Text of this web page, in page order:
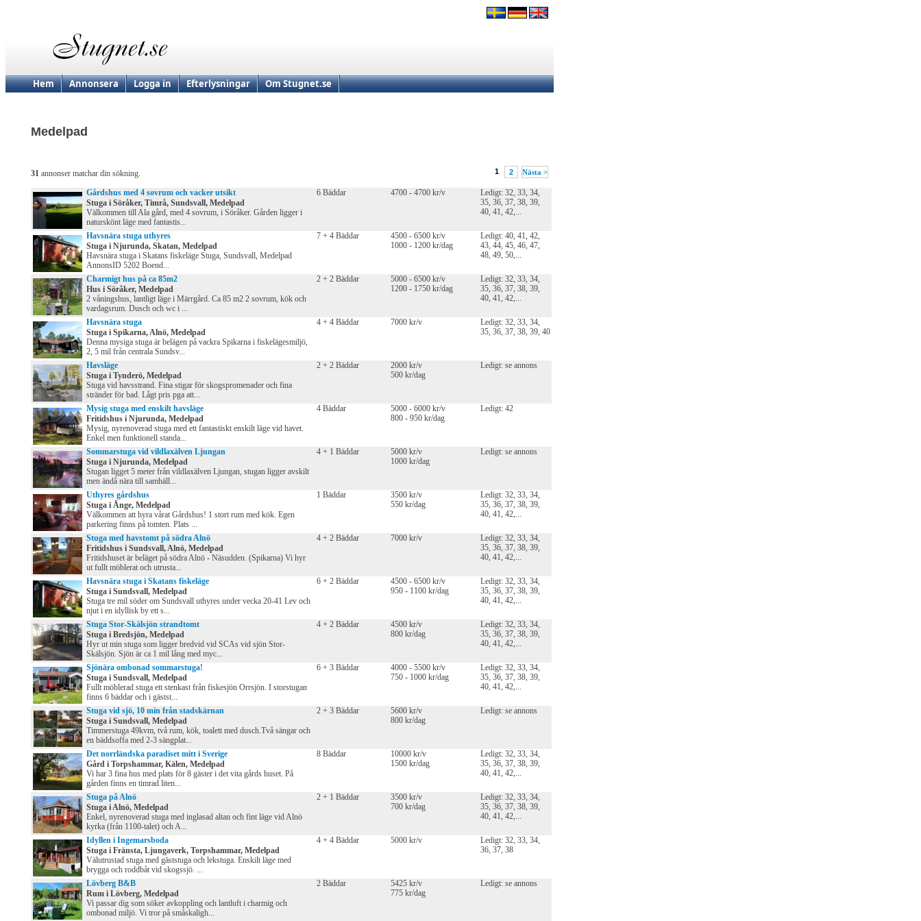
Hem Annonsera Logga in Efterlysningar Om Stugnet.se
Medelpad
31 annonser matchar din sökning. 1 2 Nästa >
Gårdshus med 4 sovrum och vacker utsikt
Stuga i Söråker, Timrå, Sundsvall, Medelpad
Välkommen till Ala gård, med 4 sovrum, i Söråker. Gården ligger i
naturskönt läge med fantastis...
6 Bäddar 4700 - 4700 kr/v
Ledigt: 32, 33, 34,
35, 36, 37, 38, 39,
40, 41, 42,...
Havsnära stuga uthyres
Stuga i Njurunda, Skatan, Medelpad
Havsnära stuga i Skatans fiskeläge Stuga, Sundsvall, Medelpad
AnnonsID 5202 Boend...
7 + 4 Bäddar
4500 - 6500 kr/v
1000 - 1200 kr/dag
Ledigt: 40, 41, 42,
43, 44, 45, 46, 47,
48, 49, 50,...
Charmigt hus på ca 85m2
Hus i Söråker, Medelpad
2 våningshus, lantligt läge i Märrgård. Ca 85 m2 2 sovrum, kök och
vardagsrum. Dusch och wc i ...
2 + 2 Bäddar
5000 - 6500 kr/v
1200 - 1750 kr/dag
Ledigt: 32, 33, 34,
35, 36, 37, 38, 39,
40, 41, 42,...
Havsnära stuga
Stuga i Spikarna, Alnö, Medelpad
Denna mysiga stuga är belägen på vackra Spikarna i fiskelägesmiljö,
2, 5 mil från centrala Sundsv...
4 + 4 Bäddar 7000 kr/v
Ledigt: 32, 33, 34,
35, 36, 37, 38, 39, 40
Havsläge
Stuga i Tynderö, Medelpad
Stuga vid havsstrand. Fina stigar för skogspromenader och fina
stränder för bad. Lågt pris pga att...
2 + 2 Bäddar
2000 kr/v
500 kr/dag
Ledigt: se annons
Mysig stuga med enskilt havsläge
Fritidshus i Njurunda, Medelpad
Mysig, nyrenoverad stuga med ett fantastiskt enskilt läge vid havet.
Enkel men funktionell standa...
4 Bäddar
5000 - 6000 kr/v
800 - 950 kr/dag
Ledigt: 42
Sommarstuga vid vildlaxälven Ljungan
Stuga i Njurunda, Medelpad
Stugan ligget 5 meter från vildlaxälven Ljungan, stugan ligger avskilt
men ändå nära till samhäll...
4 + 1 Bäddar
5000 kr/v
1000 kr/dag
Ledigt: se annons
Uthyres gårdshus
Stuga i Ånge, Medelpad
Välkommen att hyra vårat Gårdshus! 1 stort rum med kök. Egen
parkering finns på tomten. Plats ...
1 Bäddar
3500 kr/v
550 kr/dag
Ledigt: 32, 33, 34,
35, 36, 37, 38, 39,
40, 41, 42,...
Stuga med havstomt på södra Alnö
Fritidshus i Sundsvall, Alnö, Medelpad
Fritidshuset är beläget på södra Alnö - Näsudden. (Spikarna) Vi hyr
ut fullt möblerat och utrusta...
4 + 2 Bäddar 7000 kr/v
Ledigt: 32, 33, 34,
35, 36, 37, 38, 39,
40, 41, 42,...
Havsnära stuga i Skatans fiskeläge
Stuga i Sundsvall, Medelpad
Stuga tre mil söder om Sundsvall uthyres under vecka 20-41 Lev och
njut i en idyllisk by ett s...
6 + 2 Bäddar
4500 - 6500 kr/v
950 - 1100 kr/dag
Ledigt: 32, 33, 34,
35, 36, 37, 38, 39,
40, 41, 42,...
Stuga Stor-Skälsjön strandtomt
Stuga i Bredsjön, Medelpad
Hyr ut min stuga som ligger bredvid vid SCAs vid sjön Stor-
Skälsjön. Sjön är ca 1 mil lång med myc...
4 + 2 Bäddar
4500 kr/v
800 kr/dag
Ledigt: 32, 33, 34,
35, 36, 37, 38, 39,
40, 41, 42,...
Sjönära ombonad sommarstuga!
Stuga i Sundsvall, Medelpad
Fullt möblerad stuga ett stenkast från fiskesjön Orrsjön. I storstugan
finns 6 bäddar och i gästst...
6 + 3 Bäddar
4000 - 5500 kr/v
750 - 1000 kr/dag
Ledigt: 32, 33, 34,
35, 36, 37, 38, 39,
40, 41, 42,...
Stuga vid sjö, 10 min från stadskärnan
Stuga i Sundsvall, Medelpad
Timmerstuga 49kvm, två rum, kök, toalett med dusch.Två sängar och
en bäddsoffa med 2-3 sängplat...
2 + 3 Bäddar
5600 kr/v
800 kr/dag
Ledigt: se annons
Det norrländska paradiset mitt i Sverige
Gård i Torpshammar, Kälen, Medelpad
Vi har 3 fina hus med plats för 8 gäster i det vita gårds huset. På
gården finns en timrad liten...
8 Bäddar
10000 kr/v
1500 kr/dag
Ledigt: 32, 33, 34,
35, 36, 37, 38, 39,
40, 41, 42,...
Stuga på Alnö
Stuga i Alnö, Medelpad
Enkel, nyrenoverad stuga med inglasad altan och fint läge vid Alnö
kyrka (från 1100-talet) och A...
2 + 1 Bäddar
3500 kr/v
700 kr/dag
Ledigt: 32, 33, 34,
35, 36, 37, 38, 39,
40, 41, 42,...
Idyllen i Ingemarsboda
Stuga i Fränsta, Ljungaverk, Torpshammar, Medelpad
Välutrustad stuga med gäststuga och lekstuga. Enskilt läge med
brygga och roddbåt vid skogssjö. ...
4 + 4 Bäddar 5000 kr/v
Ledigt: 32, 33, 34,
36, 37, 38
Lövberg B&B
Rum i Lövberg, Medelpad
Vi passar dig som söker avkoppling och lantluft i charmig och
ombonad miljö. Vi tror på småskaligh...
2 Bäddar
5425 kr/v
775 kr/dag
Ledigt: se annons